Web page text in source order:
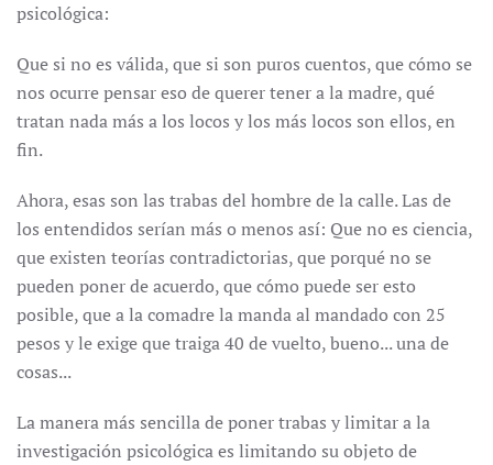
psicológica:
Que si no es válida, que si son puros cuentos, que cómo se
nos ocurre pensar eso de querer tener a la madre, qué
tratan nada más a los locos y los más locos son ellos, en
fin.
Ahora, esas son las trabas del hombre de la calle. Las de
los entendidos serían más o menos así: Que no es ciencia,
que existen teorías contradictorias, que porqué no se
pueden poner de acuerdo, que cómo puede ser esto
posible, que a la comadre la manda al mandado con 25
pesos y le exige que traiga 40 de vuelto, bueno... una de
cosas...
La manera más sencilla de poner trabas y limitar a la
investigación psicológica es limitando su objeto de